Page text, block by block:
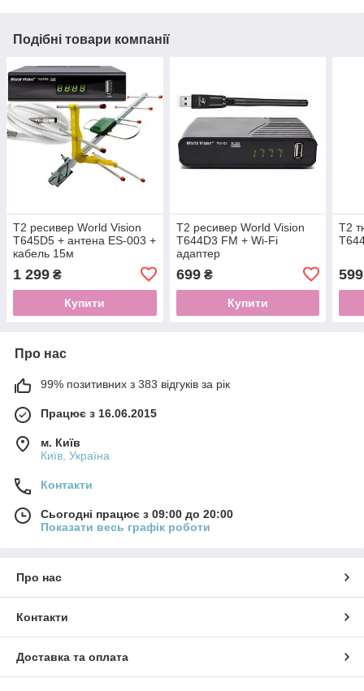
Подібні товари компанії
Т2 ресивер World Vision
T645D5 + антена ES-003 +
кабель 15м
1 299 ₴
Купити
Т2 ресивер World Vision
T644D3 FM + Wi-Fi
адаптер
699₴
Купити
Т2
599
Про нас
99% позитивних з 383 відгуків за рік
Працює з 16.06.2015
м. Київ
Київ, Україна
Контакти
Сьогодні працює з 09:00 до 20:00
Показати весь графік роботи
Про нас
Контакти
Доставка та оплата